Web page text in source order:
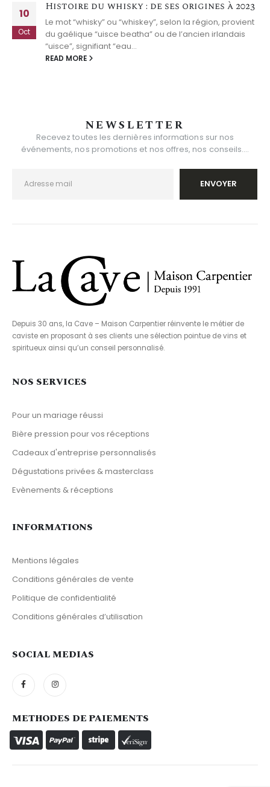
10
Oct
Histoire du whisky : de ses origines à 2023
Le mot “whisky” ou “whiskey”, selon la région, provient
du gaélique “uisce beatha” ou de l’ancien irlandais
“uisce”, signifiant “eau...
READ MORE
NEWSLETTER
Recevez toutes les dernières informations sur nos
événements, nos promotions et nos offres, nos conseils....
Depuis 30 ans, la Cave – Maison Carpentier réinvente le métier de
caviste en proposant à ses clients une sélection pointue de vins et
spiritueux ainsi qu’un conseil personnalisé.
NOS SERVICES
Pour un mariage réussi
Bière pression pour vos réceptions
Cadeaux d'entreprise personnalisés
Dégustations privées & masterclass
Evènements & réceptions
INFORMATIONS
Mentions légales
Conditions générales de vente
Politique de confidentialité
Conditions générales d’utilisation
SOCIAL MEDIAS
METHODES DE PAIEMENTS